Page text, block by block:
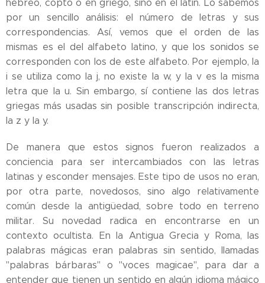
hebreo, copto o en griego, sino en el latín. Lo sabemos
por un sencillo análisis: el número de letras y sus
correspondencias. Así, vemos que el orden de las
mismas es el del alfabeto latino, y que los sonidos se
corresponden con los de este alfabeto. Por ejemplo, la
i se utiliza como la j, no existe la w, y la v es la misma
letra que la u. Sin embargo, sí contiene las dos letras
griegas más usadas sin posible transcripción indirecta,
la z y la y.
De manera que estos signos fueron realizados a
conciencia para ser intercambiados con las letras
latinas y esconder mensajes. Este tipo de usos no eran,
por otra parte, novedosos, sino algo relativamente
común desde la antigüedad, sobre todo en terreno
militar. Su novedad radica en encontrarse en un
contexto ocultista. En la Antigua Grecia y Roma, las
palabras mágicas eran palabras sin sentido, llamadas
"palabras bárbaras" o "voces magicae", para dar a
entender que tienen un sentido en algún idioma mágico